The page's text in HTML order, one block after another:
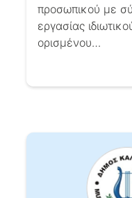
προσωπικού με
εργασίας
ορισμένου…